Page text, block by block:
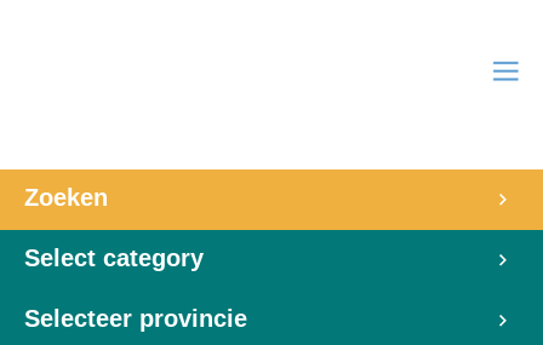
Zoeken
Select category
Selecteer provincie